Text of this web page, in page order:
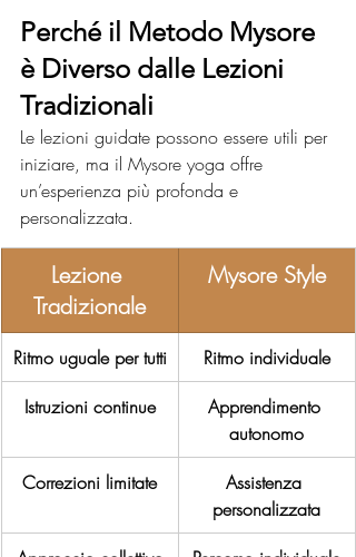
Perché il Metodo Mysore
è Diverso dalle Lezioni
Tradizionali
Le lezioni guidate possono essere utili per
iniziare, ma il Mysore yoga offre
un’esperienza più profonda e
personalizzata.
Lezione
Tradizionale
Mysore Style
Ritmo uguale per tutti
Ritmo individuale
Istruzioni continue
Apprendimento
autonomo
Correzioni limitate
Assistenza
personalizzata